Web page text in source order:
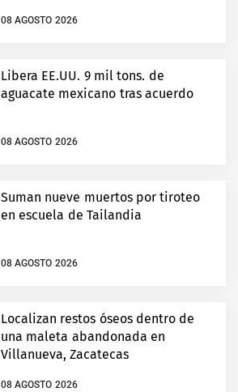
08 AGOSTO 2026
Libera EE.UU. 9 mil tons. de
aguacate mexicano tras acuerdo
08 AGOSTO 2026
Suman nueve muertos por tiroteo
en escuela de Tailandia
08 AGOSTO 2026
Localizan restos óseos dentro de
una maleta abandonada en
Villanueva, Zacatecas
08 AGOSTO 2026